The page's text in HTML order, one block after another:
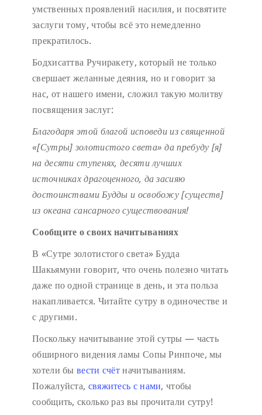
умственных проявлений насилия, и посвятите
заслуги тому, чтобы всё это немедленно
прекратилось.
Бодхисаттва Ручиракету, который не только
свершает желанные деяния, но и говорит за
нас, от нашего имени, сложил такую молитву
посвящения заслуг:
Благодаря этой благой исповедииз священной
«[Сутры] золотистого света» да пребуду [я]
на десяти ступенях, десяти лучших
источниках драгоценного, да засияю
достоинствами Будды и освобожу [существ]
из океана сансарного существования!
Сообщите о своих начитываниях
В «Сутре золотистого света» Будда
Шакьямуни говорит, что очень полезно читать
даже по одной странице в день, и эта польза
накапливается. Читайте сутру в одиночестве и
с другими.
Поскольку начитывание этой сутры — часть
обширного видения ламы Сопы Ринпоче, мы
хотели бы вести счётначитываниям.
Пожалуйста, свяжитесь с нами, чтобы
сообщить, сколько раз вы прочитали сутру!